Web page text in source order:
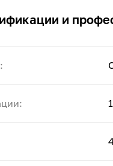
и